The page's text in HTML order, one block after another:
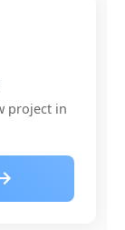
project in